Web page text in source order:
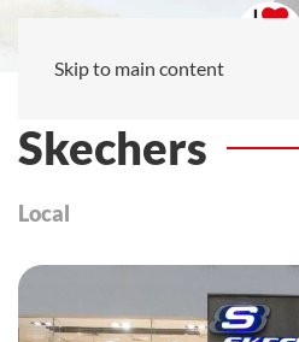
Skip to main content
Skechers
Local